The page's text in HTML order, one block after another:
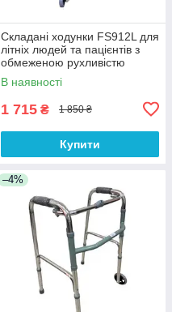
Складані ходунки FS912L для
літніх людей та пацієнтів з
обмеженою рухливістю
В наявності
1 715 ₴ 1 850 ₴
Купити
–4%